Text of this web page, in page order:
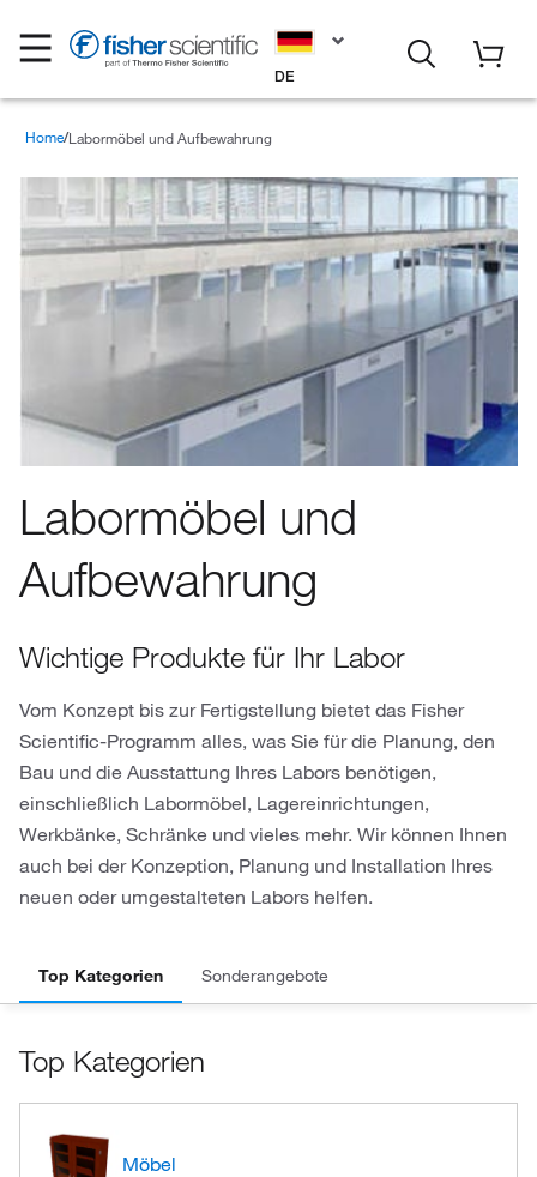
DE
Home Labormöbel und Aufbewahrung
Labormöbel und
Aufbewahrung
Wichtige Produkte für Ihr Labor
Vom Konzept bis zur Fertigstellung bietet das Fisher
Scientific-Programm alles, was Sie für die Planung, den
Bau und die Ausstattung Ihres Labors benötigen,
einschließlich Labormöbel, Lagereinrichtungen,
Werkbänke, Schränke und vieles mehr. Wir können Ihnen
auch bei der Konzeption, Planung und Installation Ihres
neuen oder umgestalteten Labors helfen.
Top Kategorien Sonderangebote
Top Kategorien
Möbel